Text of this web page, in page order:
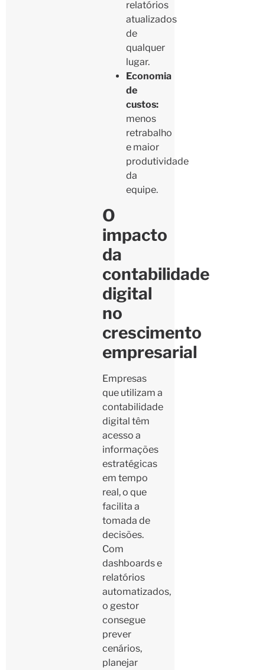
relatórios
atualizados
de
qualquer
lugar.
Economia
de
custos:
menos
retrabalho
e maior
produtividade
da
equipe.
O
impacto
da
contabilidade
digital
no
crescimento
empresarial
Empresas
que utilizam a
contabilidade
digital têm
acesso a
informações
estratégicas
em tempo
real, o que
facilita a
tomada de
decisões.
Com
dashboards e
relatórios
automatizados,
o gestor
consegue
prever
cenários,
planejar